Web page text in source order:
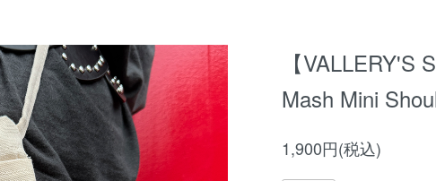
【VALLERY'S
Mash Mini
1,900円(税込)